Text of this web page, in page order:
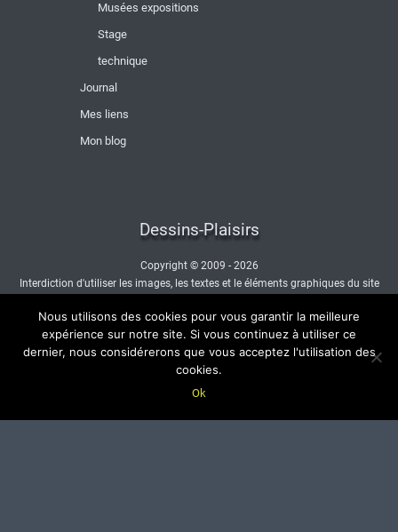
Musées expositions
Stage
technique
Journal
Mes liens
Mon blog
Dessins-Plaisirs
Copyright © 2009 - 2026
Interdiction d'utiliser les images, les textes et le éléments graphiques du site
- Nous contacter -
Nous utilisons des cookies pour vous garantir la meilleure
expérience sur notre site. Si vous continuez à utiliser ce
dernier, nous considérerons que vous acceptez l'utilisation des
cookies.
Ok